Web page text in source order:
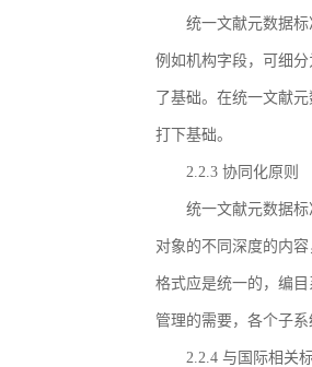
统一文献元数据
例如机构字段，可细
了基础。在统一文献
打下基础。
2.2.3 协同化原则
统一文献元数据
对象的不同深度的内
格式应是统一的，编
管理的需要，各个子
2.2.4 与国际相关